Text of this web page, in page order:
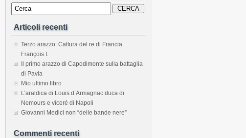
Articoli recenti
Terzo arazzo: Cattura del re di Francia
François I.
Il primo arazzo di Capodimonte sulla battaglia
di Pavia
Mio ultimo libro
L’araldica di Louis d’Armagnac duca di
Nemours e viceré di Napoli
Giovanni Medici non “delle bande nere”
Commenti recenti